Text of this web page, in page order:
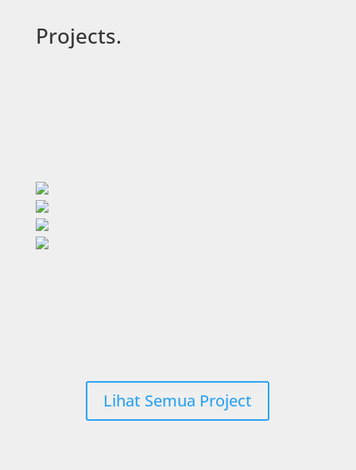
Projects.
Lihat Semua Project